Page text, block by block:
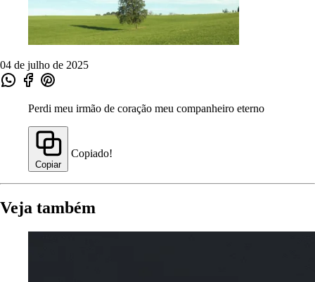
04 de julho de 2025
Perdi meu irmão de coração meu companheiro eterno
Copiar
Copiado!
Veja também